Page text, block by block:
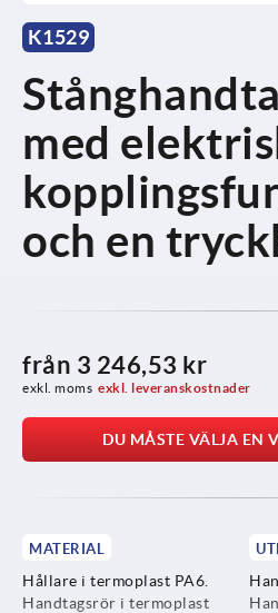
K1529
med
och en
från 3 246,53 kr
exkl. moms exkl. leveranskostnader
DU MÅSTE VÄLJA EN
MATERIAL
Hållare i termoplast PA6.
Handtagsrör i termoplast